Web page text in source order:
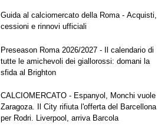
Guida al calciomercato della Roma - Acquisti,
cessioni e rinnovi ufficiali
Preseason Roma 2026/2027 - Il calendario di
tutte le amichevoli dei giallorossi: domani la
sfida al Brighton
CALCIOMERCATO - Espanyol, Monchi vuole
Zaragoza. Il City rifiuta l'offerta del Barcellona
per Rodri. Liverpool, arriva Barcola